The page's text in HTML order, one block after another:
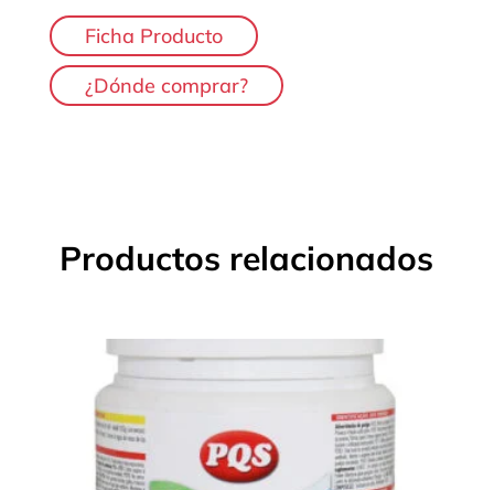
Ficha Producto
¿Dónde comprar?
Productos relacionados